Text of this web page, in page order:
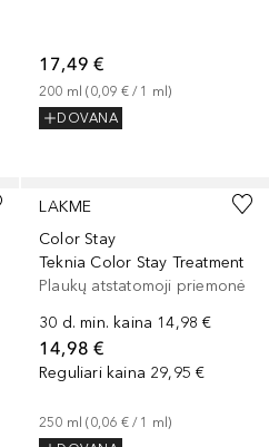
17,49 €
200 ml (0,09 € / 1 ml)
DOVANA
LAKME
Color Stay
Teknia Color Stay Treatment
Plaukų atstatomoji priemonė
30 d. min. kaina 14,98 €
14,98 €
Reguliari kaina 29,95 €
250 ml (0,06 € / 1 ml)